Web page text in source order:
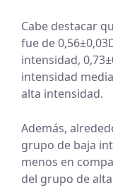
Cabe destacar
fue de
intensidad,
intensidad
alta intensidad.
Además,
grupo de baja
menos en
del grupo de